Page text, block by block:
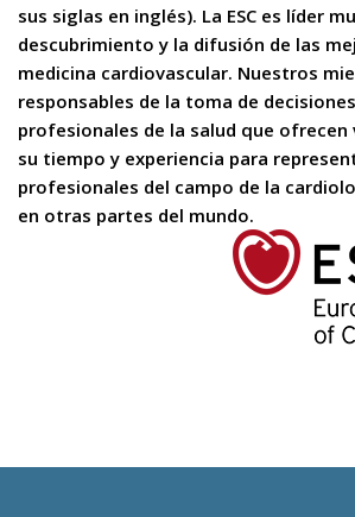
sus siglas en inglés). La ESC es líder
descubrimiento y la difusión de las
medicina cardiovascular. Nuestros
responsables de la toma de
profesionales de la salud que
su tiempo y experiencia para
profesionales del campo de la
en otras partes del mundo.